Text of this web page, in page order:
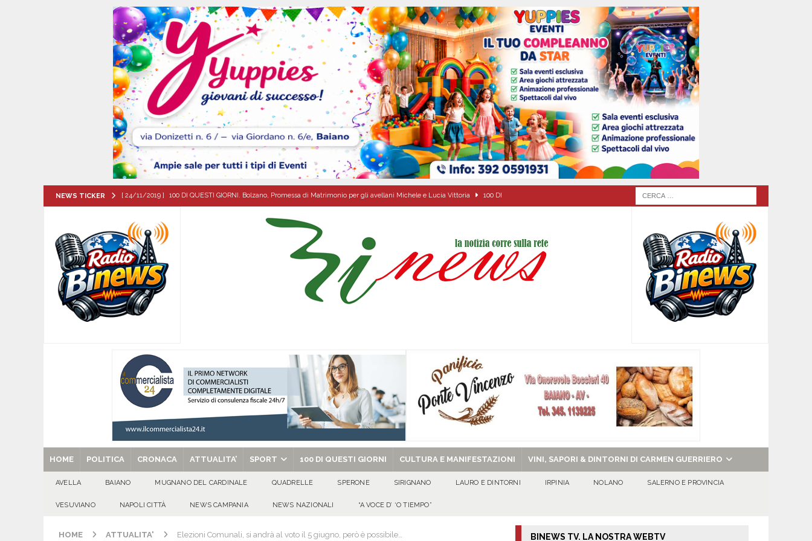
NEWS TICKER [ 24/11/2019 ] 100 DI QUESTI GIORNI. Bolzano, Promessa di Matrimonio per gli avellani Michele e Lucia Vittoria 100 DI
[ 07/08/2026 ] Mugnano del Cardinale, il cammino della fede: il triduo di Santa Filomena tra le strade del paese
ATTUALITA'
[ 07/08/2026 ] Forza Italia apre la stagione del congresso in Campania: obiettivo consolidare la crescita e preparare le prossime
sfide ATTUALITA'
[ 07/08/2026 ]
[ 07/08/2026 ] Montoro (AV): Ruba circa 130mila di energia elettrica – i Carabinieri denunciano un 65enne EVIDENZA
[ 29/08/2025 ] SANT’Oggi. Venerdì 29 agosto la chiesa celebra il Martirio di san Giovanni Battista e santa Sabina EVIDENZA
HOME POLITICA CRONACA ATTUALITA’ SPORT 100 DI QUESTI GIORNI CULTURA E MANIFESTAZIONI VINI, SAPORI & DINTORNI DI CARMEN GUERRIERO
AVELLA BAIANO MUGNANO DEL CARDINALE QUADRELLE SPERONE SIRIGNANO LAURO E DINTORNI IRPINIA NOLANO SALERNO E PROVINCIA
VESUVIANO NAPOLI CITTÀ NEWS CAMPANIA NEWS NAZIONALI “A VOCE D’ ‘O TIEMPO”
HOME ATTUALITA' Elezioni Comunali, si andrà al voto il 5 giugno, però è possibile… BINEWS TV. LA NOSTRA WEBTV